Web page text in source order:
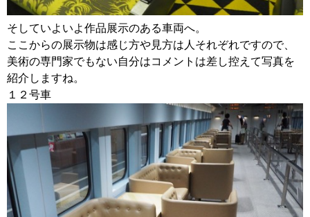
そしていよいよ作品展示のある車両へ。
ここからの展示物は感じ方や見方は人それぞれですので、
美術の専門家でもない自分はコメントは差し控えて写真を
紹介しますね。
１２号車